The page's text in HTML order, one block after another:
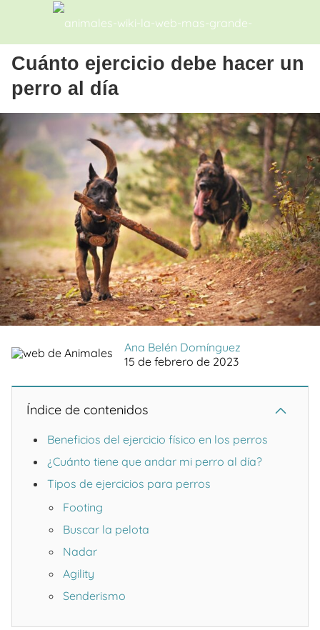
Cuánto ejercicio debe hacer un
perro al día
Ana Belén Domínguez
15 de febrero de 2023
Índice de contenidos
Beneficios del ejercicio físico en los perros
¿Cuánto tiene que andar mi perro al día?
Tipos de ejercicios para perros
Footing
Buscar la pelota
Nadar
Agility
Senderismo